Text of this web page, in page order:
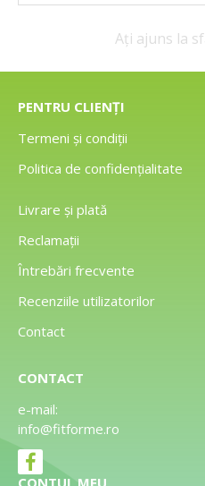
Ați ajuns la
PENTRU CLIENȚI
Termeni și condiții
Politica de confidențialitate
Livrare și plată
Reclamații
Întrebări frecvente
Recenziile utilizatorilor
Contact
CONTACT
e-mail:
info@fitforme.ro
CONTUL MEU